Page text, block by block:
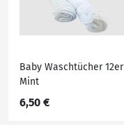
Baby Waschtücher 12er
Mint
6,50 €